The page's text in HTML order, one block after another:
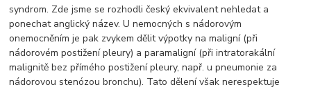
syndrom. Zde jsme se rozhodli český ekvivalent nehledat a
ponechat anglický název. U nemocných s nádorovým
onemocněním je pak zvykem dělit výpotky na maligní (při
nádorovém postižení pleury) a paramaligní (při intratorakální
malignitě bez přímého postižení pleury, např. u pneumonie za
nádorovou stenózou bronchu). Tato dělení však nerespektuje